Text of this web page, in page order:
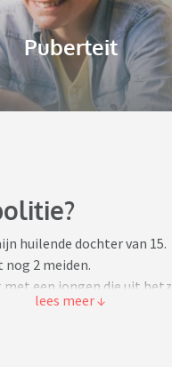
Puberteit
huilende dochter van
2 meiden.
een jongen die uit
dat hij ook zou komen